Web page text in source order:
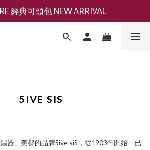
募集現領抵用千元購物金
經典可頌包 NEW ARRIVAL
[ 全館折上兩件9折，三件享85折 】
5IVE SIS
器」美譽的品牌5ive siS，從1903年開始，已